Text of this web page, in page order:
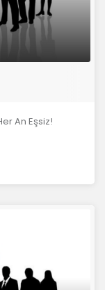
An Eşsiz!